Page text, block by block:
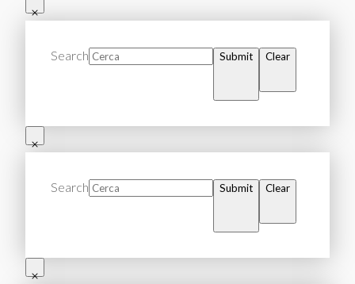
Search Submit Clear
Search Submit Clear